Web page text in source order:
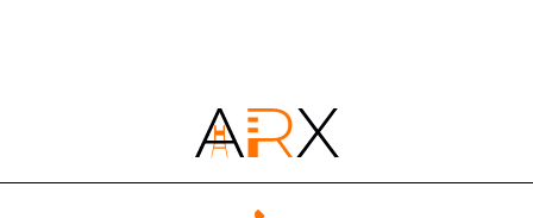
Срок возврата товара надлежащего качества составляет 30 дней с